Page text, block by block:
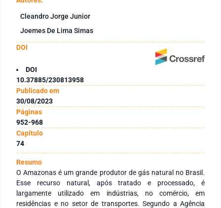
Cleandro Jorge Junior
Joemes De Lima Simas
DOI
DOI
10.37885/230813958
Publicado em
30/08/2023
Páginas
952-968
Capítulo
74
Resumo
O Amazonas é um grande produtor de gás natural no Brasil.
Esse recurso natural, após tratado e processado, é
largamente utilizado em indústrias, no comércio, em
residências e no setor de transportes. Segundo a Agência